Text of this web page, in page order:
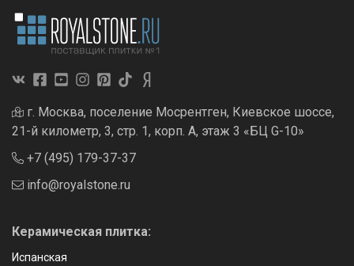
г. Москва, поселение Мосрентген, Киевское шоссе,
21-й километр, 3, стр. 1, корп. А, этаж 3 «БЦ G-10»
+7 (495) 179-37-37
info@royalstone.ru
Керамическая плитка:
Испанская